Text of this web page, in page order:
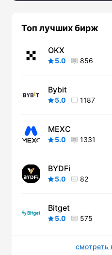
Топ лучших бирж
OKX
5.0 856
Bybit
5.0 1187
MEXC
5.0 1331
BYDFi
5.0 82
Bitget
5.0 575
смотреть